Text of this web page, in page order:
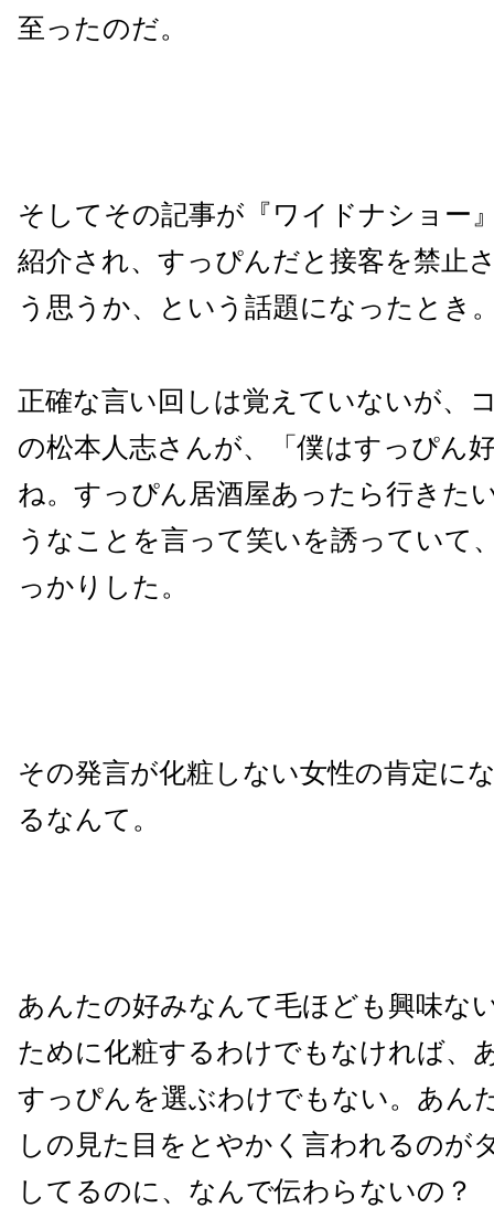
至ったのだ。
そしてその記事が『ワイドナショー
紹介され、すっぴんだと接客を禁止
う思うか、という話題になったとき
正確な言い回しは覚えていないが、
の松本人志さんが、「僕はすっぴん
ね。すっぴん居酒屋あったら行きた
うなことを言って笑いを誘っていて
っかりした。
その発言が化粧しない女性の肯定に
るなんて。
あんたの好みなんて毛ほども興味な
ために化粧するわけでもなければ、
すっぴんを選ぶわけでもない。あん
しの見た目をとやかく言われるのが
してるのに、なんで伝わらないの？